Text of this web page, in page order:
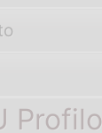
Profilo